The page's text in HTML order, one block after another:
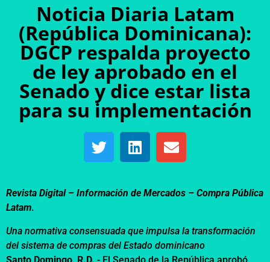
Noticia Diaria Latam
(República Dominicana):
DGCP respalda proyecto
de ley aprobado en el
Senado y dice estar lista
para su implementación
Revista Digital – Información de Mercados – Compra Pública
Latam.
Una normativa consensuada que impulsa la transformación
del sistema de compras del Estado dominicano
Santo Domingo, R.D..- El Senado de la República aprobó